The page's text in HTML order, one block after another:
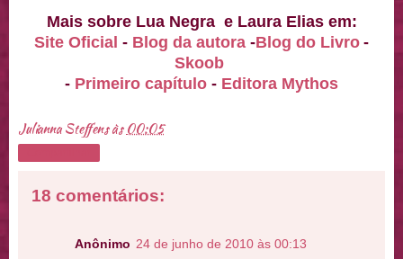
Mais sobre Lua Negra e Laura Elias em:
Site Oficial - Blog da autora -Blog do Livro -
Skoob
- Primeiro capítulo - Editora Mythos
Julianna Steffensàs00:05
18 comentários:
Anônimo 24 de junho de 2010 às 00:13